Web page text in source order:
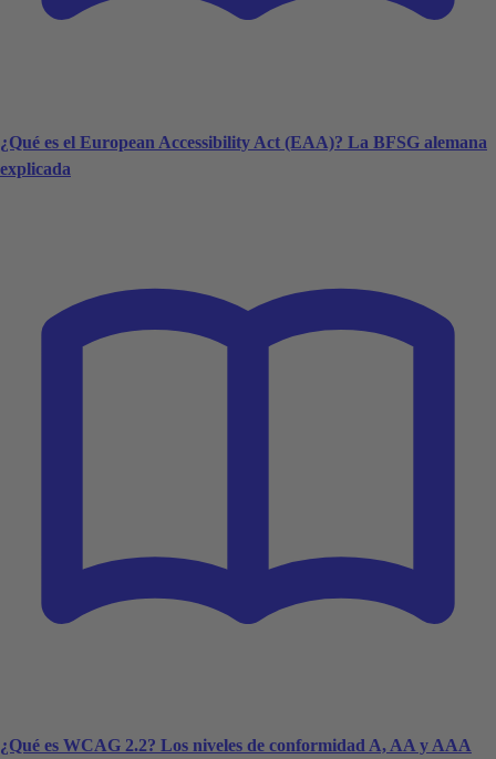
¿Qué es el European Accessibility Act (EAA)? La BFSG alemana
explicada
¿Qué es WCAG 2.2? Los niveles de conformidad A, AA y AAA